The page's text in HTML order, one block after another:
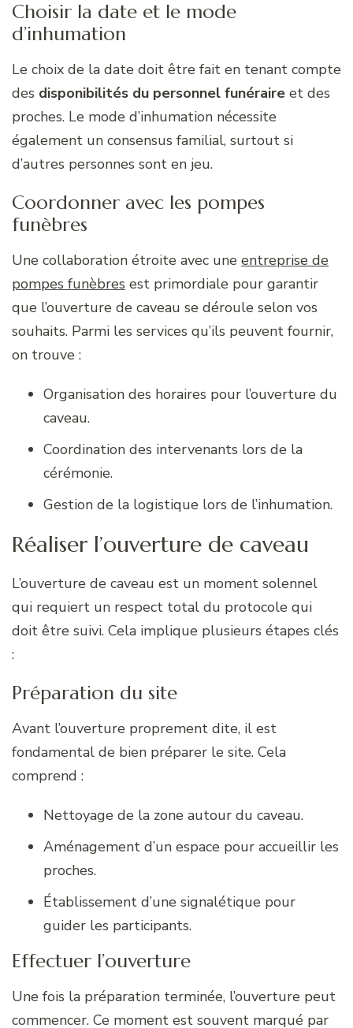
Choisir la date et le mode
d’inhumation
Le choix de la date doit être fait en tenant compte
des disponibilités du personnel funéraire et des
proches. Le mode d’inhumation nécessite
également un consensus familial, surtout si
d’autres personnes sont en jeu.
Coordonner avec les pompes
funèbres
Une collaboration étroite avec une entreprise de
pompes funèbres est primordiale pour garantir
que l’ouverture de caveau se déroule selon vos
souhaits. Parmi les services qu’ils peuvent fournir,
on trouve :
Organisation des horaires pour l’ouverture du
caveau.
Coordination des intervenants lors de la
cérémonie.
Gestion de la logistique lors de l’inhumation.
Réaliser l’ouverture de caveau
L’ouverture de caveau est un moment solennel
qui requiert un respect total du protocole qui
doit être suivi. Cela implique plusieurs étapes clés
:
Préparation du site
Avant l’ouverture proprement dite, il est
fondamental de bien préparer le site. Cela
comprend :
Nettoyage de la zone autour du caveau.
Aménagement d’un espace pour accueillir les
proches.
Établissement d’une signalétique pour
guider les participants.
Effectuer l’ouverture
Une fois la préparation terminée, l’ouverture peut
commencer. Ce moment est souvent marqué par